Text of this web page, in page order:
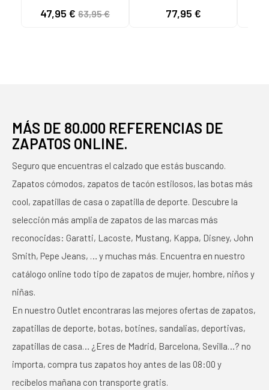
TAN 117715
47,95 € 63,95 €
NEGRAS NEGRO
77,95 €
MÁS DE 80.000 REFERENCIAS DE
ZAPATOS ONLINE.
Seguro que encuentras el calzado que estás buscando.
Zapatos cómodos, zapatos de tacón estilosos, las botas más
cool, zapatillas de casa o zapatilla de deporte. Descubre la
selección más amplia de zapatos de las marcas más
reconocidas: Garatti, Lacoste, Mustang, Kappa, Disney, John
Smith, Pepe Jeans, … y muchas más. Encuentra en nuestro
catálogo online todo tipo de zapatos de mujer, hombre, niños y
niñas.
En nuestro Outlet encontraras las mejores ofertas de zapatos,
zapatillas de deporte, botas, botines, sandalias, deportivas,
zapatillas de casa… ¿Eres de Madrid, Barcelona, Sevilla…? no
importa, compra tus zapatos hoy antes de las 08:00 y
recíbelos mañana con transporte gratis.